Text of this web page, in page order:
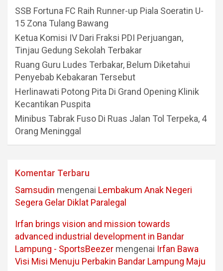
SSB Fortuna FC Raih Runner-up Piala Soeratin U-
15 Zona Tulang Bawang
Ketua Komisi IV Dari Fraksi PDI Perjuangan,
Tinjau Gedung Sekolah Terbakar
Ruang Guru Ludes Terbakar, Belum Diketahui
Penyebab Kebakaran Tersebut
Herlinawati Potong Pita Di Grand Opening Klinik
Kecantikan Puspita
Minibus Tabrak Fuso Di Ruas Jalan Tol Terpeka, 4
Orang Meninggal
Komentar Terbaru
Samsudin mengenai Lembakum Anak Negeri
Segera Gelar Diklat Paralegal
Irfan brings vision and mission towards
advanced industrial development in Bandar
Lampung - SportsBeezer mengenai Irfan Bawa
Visi Misi Menuju Perbakin Bandar Lampung Maju